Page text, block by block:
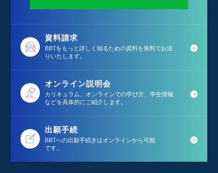
資料請求
BBTをもっと詳しく知るための資料を無料でお送
りいたします。
オンライン説明会
カリキュラム、オンラインでの学び方、学生情報
などを具体的にご紹介します。
出願手続
BBTへの出願手続きはオンラインから可能
です。